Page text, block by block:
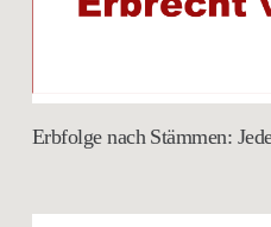
Erbfolge nach Stämmen: